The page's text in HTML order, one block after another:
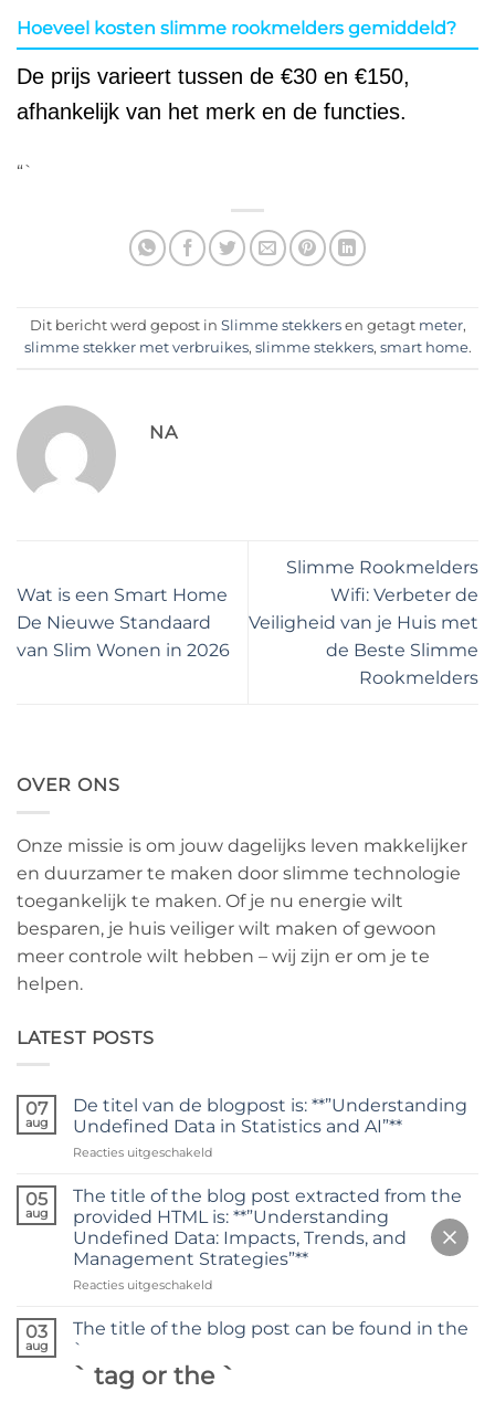
Hoeveel kosten slimme rookmelders gemiddeld?
De prijs varieert tussen de €30 en €150,
afhankelijk van het merk en de functies.
“`
Dit bericht werd gepost in Slimme stekkersen getagt meter,
slimme stekker met verbruikes, slimme stekkers, smart home.
NA
Wat is een Smart Home
De Nieuwe Standaard
van Slim Wonen in 2026
Slimme Rookmelders
Wifi: Verbeter de
Veiligheid van je Huis met
de Beste Slimme
Rookmelders
OVER ONS
Onze missie is om jouw dagelijks leven makkelijker
en duurzamer te maken door slimme technologie
toegankelijk te maken. Of je nu energie wilt
besparen, je huis veiliger wilt maken of gewoon
meer controle wilt hebben – wij zijn er om je te
helpen.
LATEST POSTS
07
aug
De titel van de blogpost is: **”Understanding
Undefined Data in Statistics and AI”**
Reacties uitgeschakeldvoor
titel
van
de
blogpost
is:
**”Understanding
Data
in
and
05
aug
The title of the blog post extracted from the
provided HTML is: **”Understanding
Undefined Data: Impacts, Trends, and
Management Strategies”**
Reacties uitgeschakeldvoor
title
blog
03
aug
The title of the blog post can be found in the
`
` tag or the `